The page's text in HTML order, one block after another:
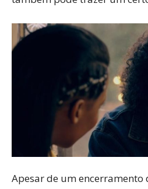
Apesar de um encerramento